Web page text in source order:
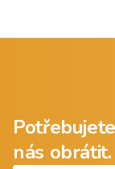
nás obrátit.